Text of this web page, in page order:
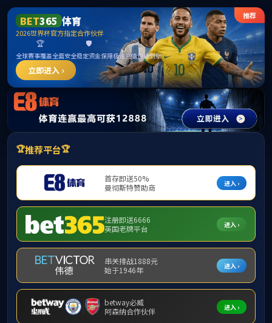
中国·必威(bw·西汉姆联)有限公司-Official
website
提示：访问地址无效，320/http:/293找不到对应的栏目！
首页 关闭此页